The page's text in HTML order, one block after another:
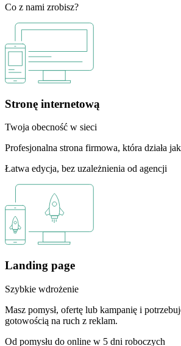
Co z nami zrobisz?
Stronę internetową
Twoja obecność w sieci
Profesjonalna strona firmowa, która działa
Łatwa edycja, bez uzależnienia od agencji
Landing page
Szybkie wdrożenie
Masz pomysł, ofertę lub kampanię i
gotowością na ruch z reklam.
Od pomysłu do online w 5 dni roboczych